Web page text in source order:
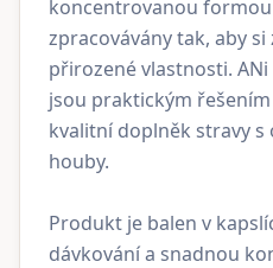
koncentrovanou
zpracovávány tak, aby si
přirozené vlastnosti. ANi
jsou praktickým
kvalitní doplněk stravy
houby.
Produkt je balen v
dávkování a snadnou